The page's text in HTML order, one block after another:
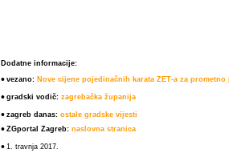
Dodatne informacije:
• vezano: Nove cijene pojedinačnih karata ZET-a za
• gradski vodič: zagrebačka županija
• zagreb danas: ostale gradske vijesti
• ZGportal Zagreb: naslovna stranica
• 1. travnja 2017.